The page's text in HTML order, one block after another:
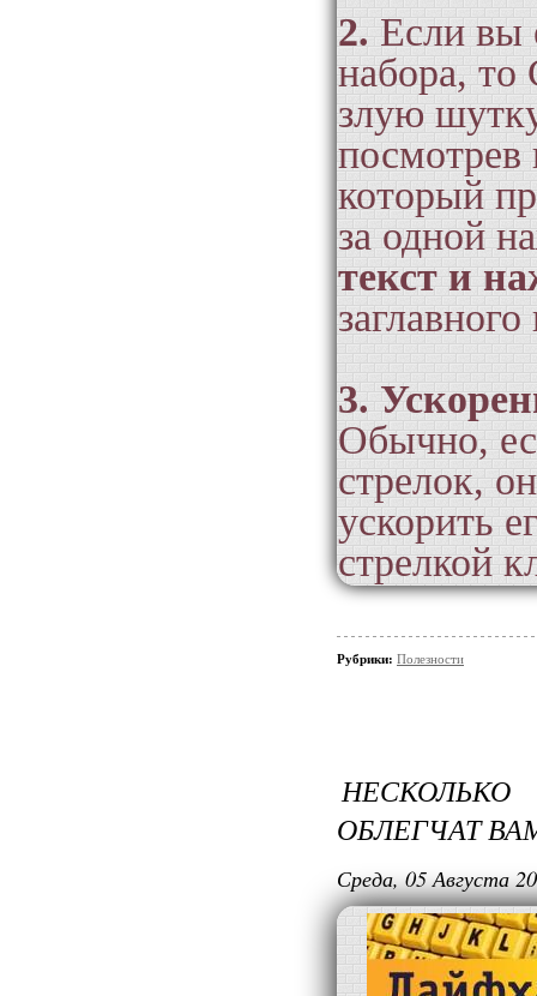
2. Если вы
набора,
злую
посмотрев
который
за одной
текст и
3.
Обычно,
стрелок,
ускорить
стрелкой
Рубрики: Полезности
НЕСКОЛЬКО
ОБЛЕГЧАТ
Среда, 05 Августа